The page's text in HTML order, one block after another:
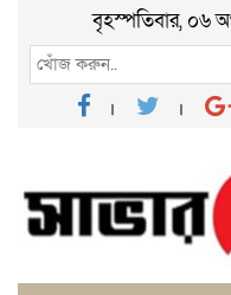
বৃহস্পতিবার, ০৬